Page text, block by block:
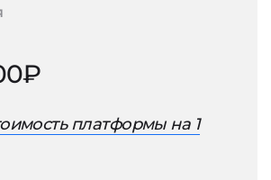
платформы на 1